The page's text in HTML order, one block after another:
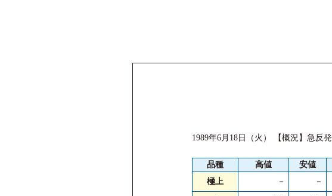
1989年6月18日（火） 【概況】急反発
品種
高値 安値
極上
－ －